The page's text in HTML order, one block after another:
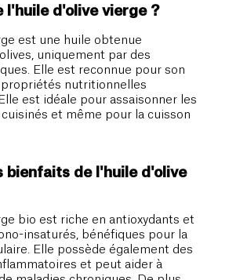
l'huile d'olive vierge ?
est une huile obtenue
uniquement par des
Elle est reconnue pour son
nutritionnelles
est idéale pour assaisonner les
et même pour la cuisson
bienfaits de l'huile d'olive
bio est riche en antioxydants et
insaturés, bénéfiques pour la
Elle possède également des
et peut aider à